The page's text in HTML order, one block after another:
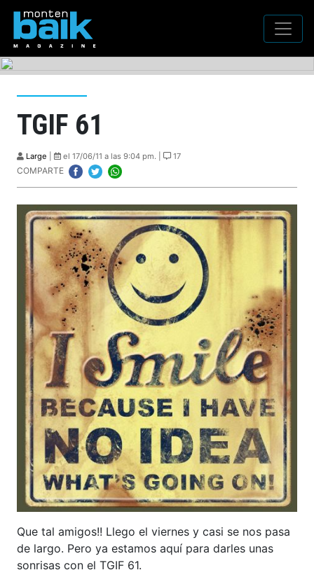
TGIF 61
Large el 17/06/11 a las 9:04 pm. | 17
COMPARTE
Que tal amigos!! Llego el viernes y casi se nos pasa
de largo. Pero ya estamos aquí para darles unas
sonrisas con el TGIF 61.